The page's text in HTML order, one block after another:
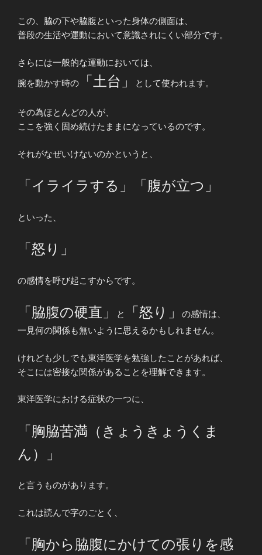
この、脇の下や脇腹といった身体の側面は、
普段の生活や運動において意識されにくい部分です。
さらには一般的な運動においては、
腕を動かす時の 「土台」 として使われます。
その為ほとんどの人が、
ここを強く固め続けたままになっているのです。
それがなぜいけないのかというと、
「イライラする」「腹が立つ」
といった、
「怒り」
の感情を呼び起こすからです。
「脇腹の硬直」 と 「怒り」
の感情は、
一見何の関係も無いように思えるかもしれません。
けれども少しでも東洋医学を勉強したことがあれば、
そこには密接な関係があることを理解できます。
東洋医学における症状の一つに、
「胸脇苦満（きょうきょうくま
ん）」
と言うものがあります。
これは読んで字のごとく、
「胸から脇腹にかけての張りを感